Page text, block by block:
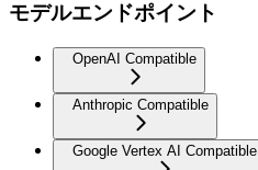
モデルエンドポイント
OpenAI Compatible
Anthropic Compatible
Google Vertex AI Compatible